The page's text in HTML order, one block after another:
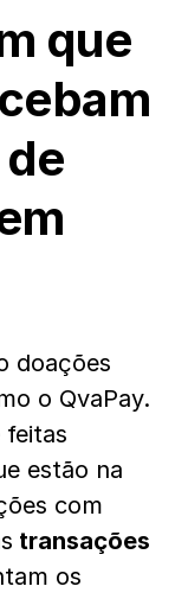
que
doações
o QvaPay.
feitas
estão na
com
transações
os